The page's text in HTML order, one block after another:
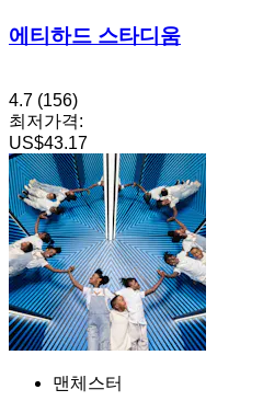
에티하드 스타디움
4.7 (156)
최저가격:
US$43.17
맨체스터